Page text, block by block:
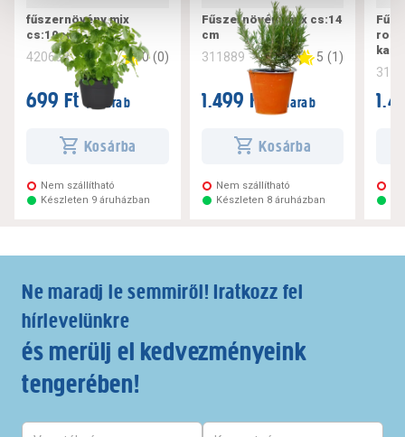
fűszernövény mix
cs:10cm
420638 0 (0)
699 Ft / darab
Kosárba
Nem szállítható
Készleten 9 áruházban
Fűszernövény mix cs:14
cm
311889 5 (1)
1.499 Ft / darab
Kosárba
Nem szállítható
Készleten 8 áruházban
Ne maradj le semmiről! Iratkozz fel
hírlevelünkre
és merülj el kedvezményeink
tengerében!